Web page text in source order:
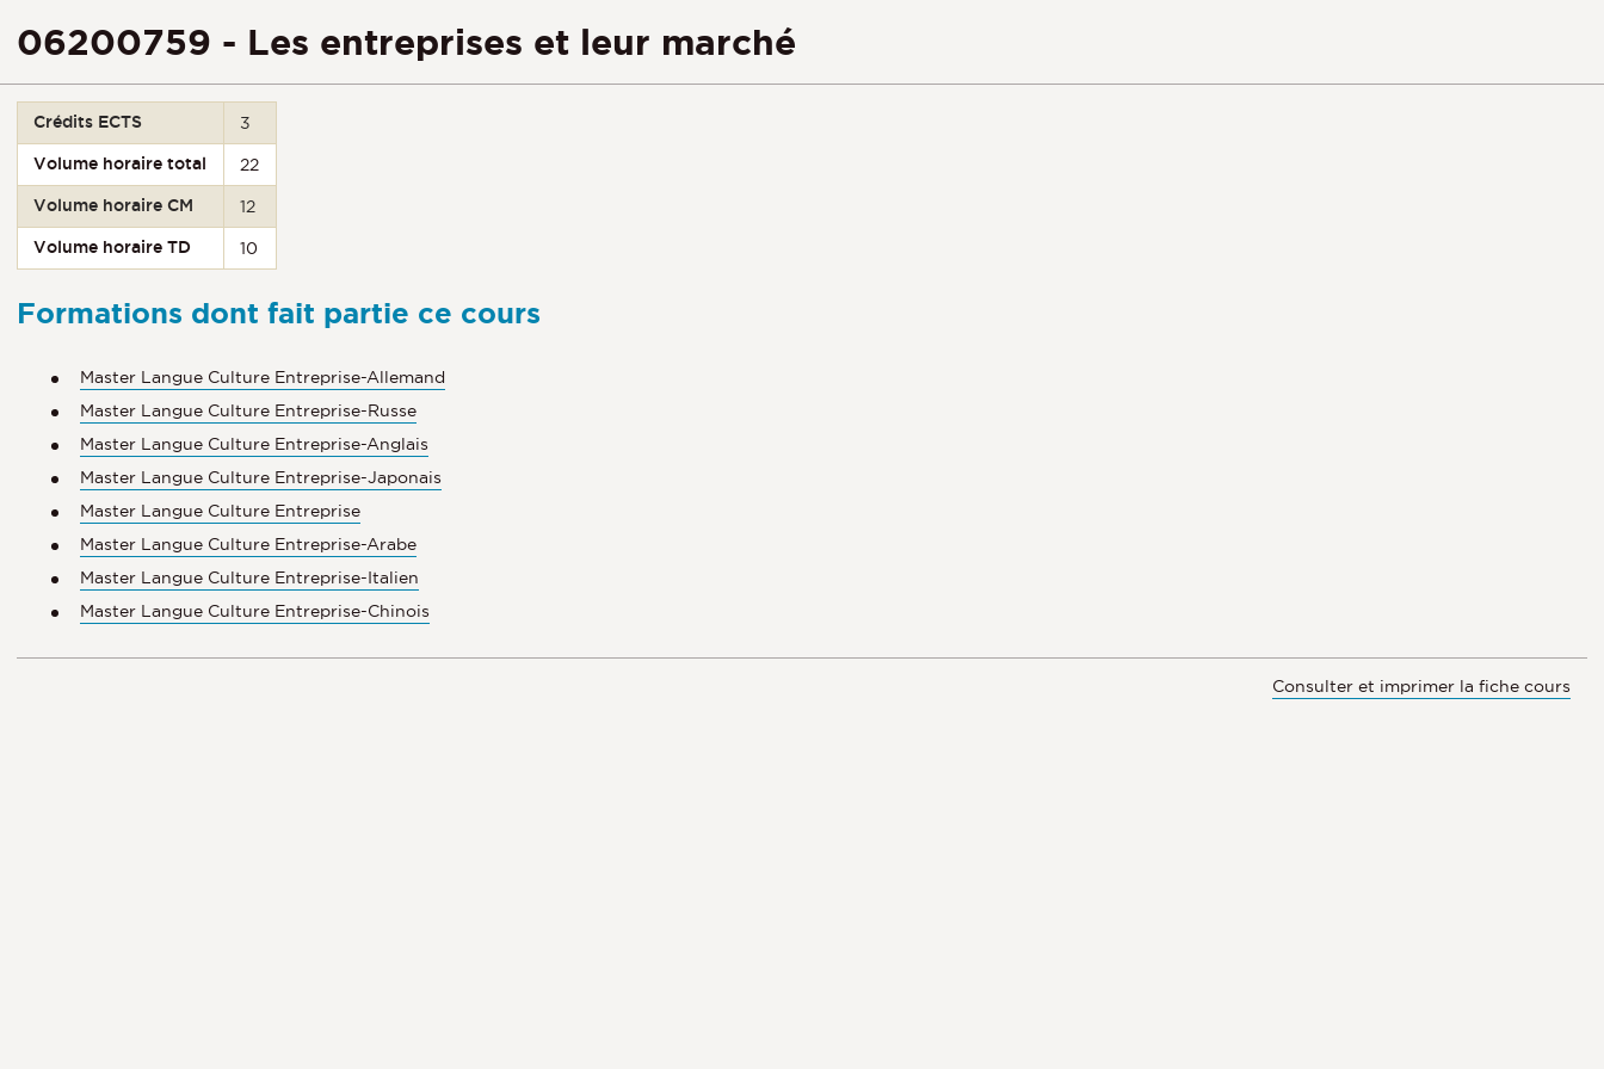
06200759 - Les entreprises et leur marché
Crédits ECTS 3
Volume horaire total 22
Volume horaire CM 12
Volume horaire TD 10
Formations dont fait partie ce cours
Master Langue Culture Entreprise-Allemand
Master Langue Culture Entreprise-Russe
Master Langue Culture Entreprise-Anglais
Master Langue Culture Entreprise-Japonais
Master Langue Culture Entreprise
Master Langue Culture Entreprise-Arabe
Master Langue Culture Entreprise-Italien
Master Langue Culture Entreprise-Chinois
Consulter et imprimer la fiche cours